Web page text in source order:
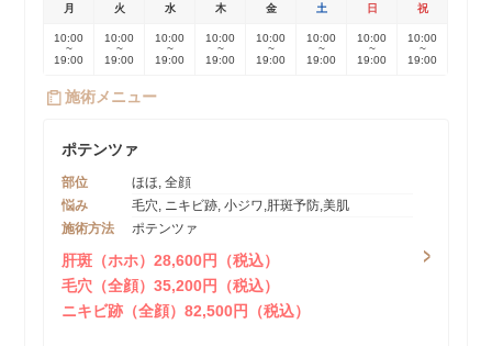
月 火 水 木 金 土 日 祝
10:00
~
19:00
10:00
~
19:00
10:00
~
19:00
10:00
~
19:00
10:00
~
19:00
10:00
~
19:00
10:00
~
19:00
10:00
~
19:00
施術メニュー
ポテンツァ
部位
ほほ, 全顔
悩み
毛穴, ニキビ跡, 小ジワ,肝斑予防,美肌
施術方法
ポテンツァ
肝斑（ホホ）28,600円（税込）
毛穴（全顔）35,200円（税込）
ニキビ跡（全顔）82,500円（税込）